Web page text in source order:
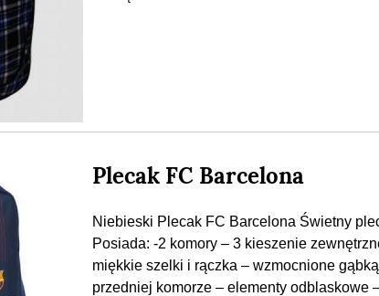
Plecak FC Barcelona
Niebieski Plecak FC Barcelona Świetny
Posiada: -2 komory – 3 kieszenie
miękkie szelki i rączka – wzmocnione
przedniej komorze – elementy odblaskowe